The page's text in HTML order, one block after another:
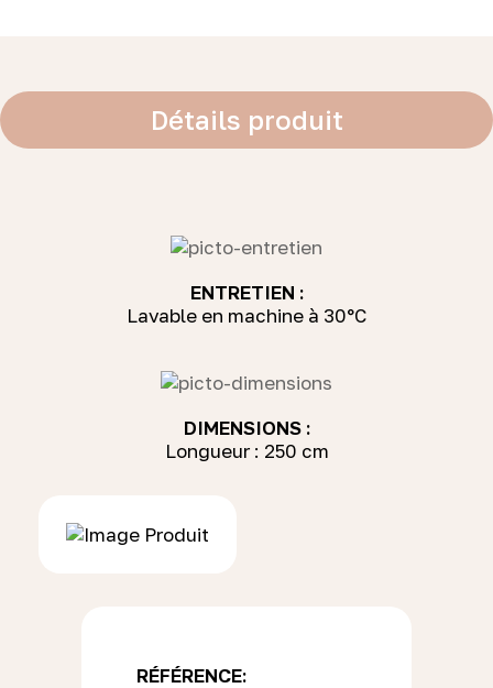
Détails produit
ENTRETIEN :
Lavable en machine à 30°C
DIMENSIONS :
Longueur : 250 cm
RÉFÉRENCE: